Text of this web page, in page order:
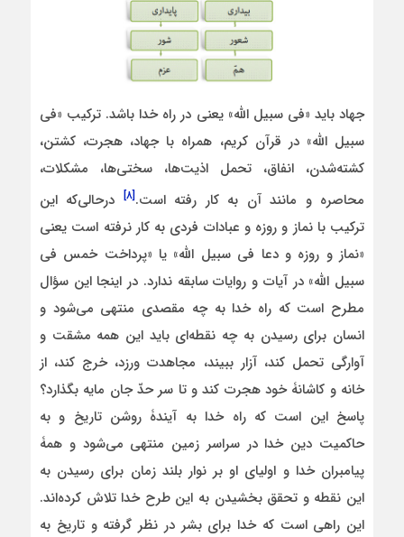
جهاد باید «فی سبیل الله» یعنی در راه خدا باشد. ترکیب «فی
سبیل اللّه» در قرآن کریم، همراه با جهاد، هجرت، کشتن،
کشته‌شدن، انفاق، تحمل اذیت‌ها، سختی‌ها، مشکلات،
محاصره و مانند آن به کار رفته است.[۸]
درحالی‌که این
ترکیب با نماز و روزه و عبادات فردی به کار نرفته است یعنی
«نماز و روزه و دعا فی سبیل الله» یا «پرداخت خمس فی
سبیل الله» در آیات و روایات سابقه ندارد. در اینجا این سؤال
مطرح است که راه خدا به چه مقصدی منتهی می‌شود و
انسان برای رسیدن به چه نقطه‌ای باید این همه مشقت و
آوارگی تحمل کند، آزار ببیند، مجاهدت ورزد، خرج کند، از
خانه و کاشانۀ خود هجرت کند و تا سر حدّ جان مایه بگذارد؟
پاسخ این است که راه خدا به آیندۀ روشن تاریخ و به
حاکمیت دین خدا در سراسر زمین منتهی می‌شود و همۀ
پیامبران خدا و اولیای او بر نوار بلند زمان برای رسیدن به
این نقطه و تحقق بخشیدن به این طرح خدا تلاش کرده‌اند.
این راهی است که خدا برای بشر در نظر گرفته و تاریخ به